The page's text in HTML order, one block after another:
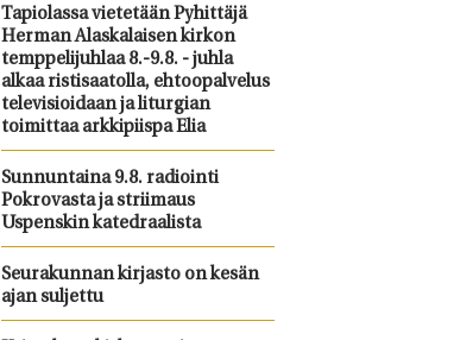
Tapiolassa vietetään Pyhittäjä
Herman Alaskalaisen kirkon
temppelijuhlaa 8.-9.8. - juhla
alkaa ristisaatolla, ehtoopalvelus
televisioidaan ja liturgian
toimittaa arkkipiispa Elia
Sunnuntaina 9.8. radiointi
Pokrovasta ja striimaus
Uspenskin katedraalista
Seurakunnan kirjasto on kesän
ajan suljettu